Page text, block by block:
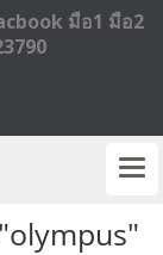
มือ1 มือ2